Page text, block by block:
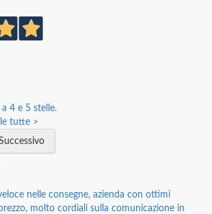
4 e 5 stelle.
tutte >
nelle consegne, azienda con ottimi
molto cordiali sulla comunicazione in